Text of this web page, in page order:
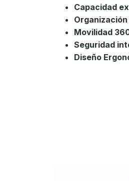
Capacidad
Movilidad
Seguridad
Diseño